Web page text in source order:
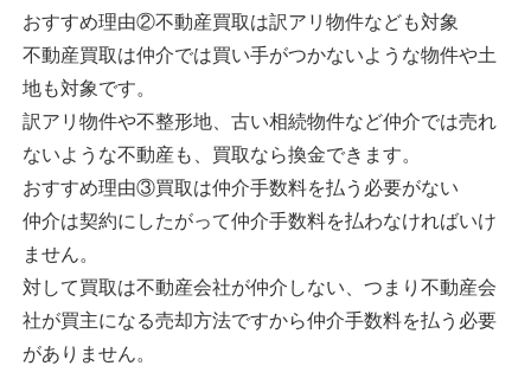
おすすめ理由②不動産買取は訳アリ物件なども対象
不動産買取は仲介では買い手がつかないような物件や土
地も対象です。
訳アリ物件や不整形地、古い相続物件など仲介では売れ
ないような不動産も、買取なら換金できます。
おすすめ理由③買取は仲介手数料を払う必要がない
仲介は契約にしたがって仲介手数料を払わなければいけ
ません。
対して買取は不動産会社が仲介しない、つまり不動産会
社が買主になる売却方法ですから仲介手数料を払う必要
がありません。